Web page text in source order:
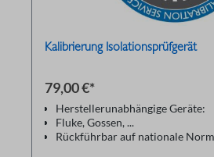
Kalibrierung Isolationsprüfgerät
79,00 €*
Herstellerunabhängige Geräte:
Fluke, Gossen, ...
Rückführbar auf nationale